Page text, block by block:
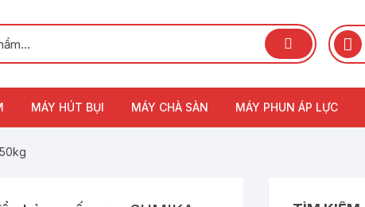
MÁY HÚT BỤI MÁY CHÀ SÀN MÁY PHUN ÁP LỰC